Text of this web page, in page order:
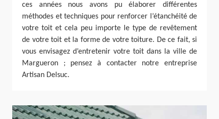
ces années nous avons pu élaborer différentes
méthodes et techniques pour renforcer l’étanchéité de
votre toit et cela peu importe le type de revêtement
de votre toit et la forme de votre toiture. De ce fait, si
vous envisagez d’entretenir votre toit dans la ville de
Margueron ; pensez à contacter notre entreprise
Artisan Delsuc.